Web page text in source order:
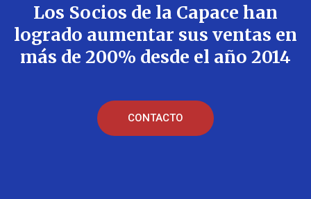
Los Socios de la Capace han
logrado aumentar sus ventas en
más de 200% desde el año 2014
CONTACTO